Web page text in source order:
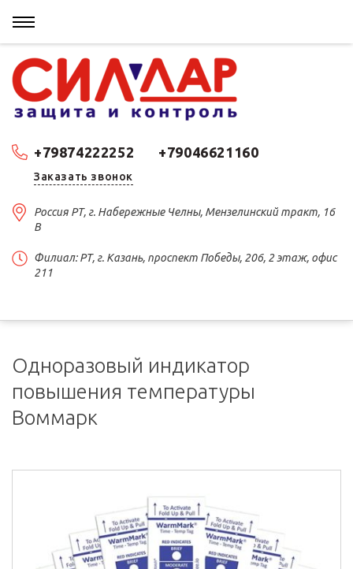
+79874222252 +79046621160
Заказать звонок
Россия РТ, г. Набережные Челны, Мензелинский тракт, 16
В
Филиал: РТ, г. Казань, проспект Победы, 206, 2 этаж, офис
211
Одноразовый индикатор
повышения температуры
Воммарк